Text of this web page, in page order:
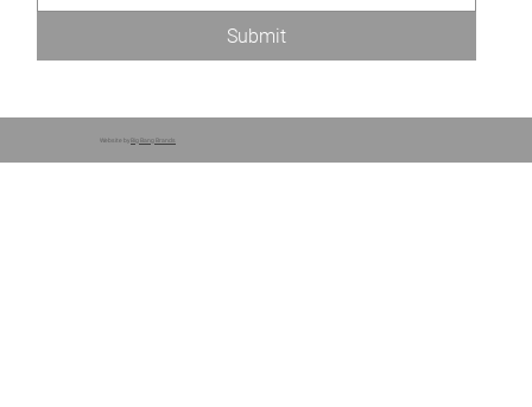
Submit
Website byBig Bang Brands